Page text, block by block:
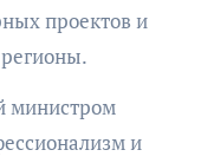
проектов и
министром
и